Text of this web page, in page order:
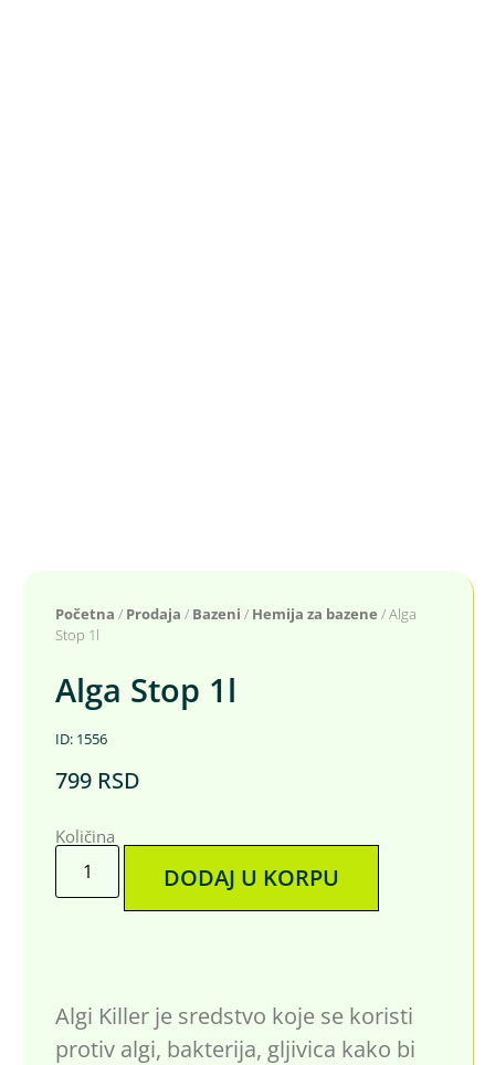
Početna / Prodaja / Bazeni / Hemija za bazene / Alga
Stop 1l
Alga Stop 1l
ID: 1556
799 RSD
Količina
DODAJ U KORPU
Algi Killer je sredstvo koje se koristi
protiv algi, bakterija, gljivica kako bi